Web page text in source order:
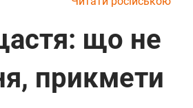
що не
прикмети